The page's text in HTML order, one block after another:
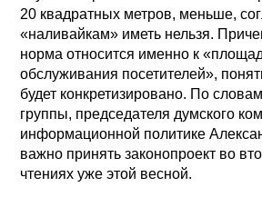
20 квадратных метров, меньше,
«наливайкам» иметь нельзя.
норма относится именно к
обслуживания посетителей»,
будет конкретизировано. По
группы, председателя думского
информационной политике
важно принять законопроект во
чтениях уже этой весной.